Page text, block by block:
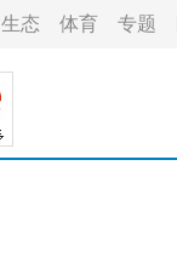
生态 体育 专题